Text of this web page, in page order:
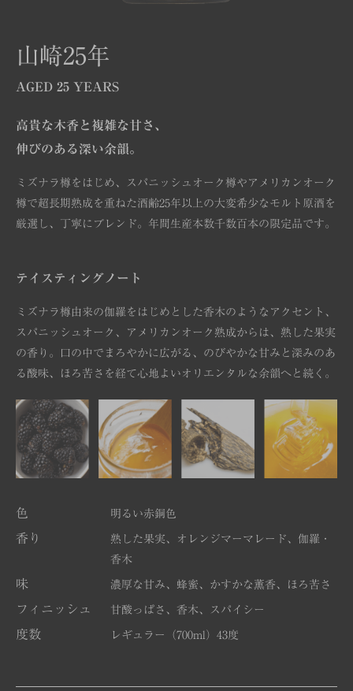
山崎25年
AGED 25 YEARS
高貴な木香と複雑な甘さ、
伸びのある深い余韻。
ミズナラ樽をはじめ、スパニッシュオーク樽やアメリカンオーク
樽で超長期熟成を重ねた酒齢25年以上の大変希少なモルト原酒を
厳選し、丁寧にブレンド。年間生産本数千数百本の限定品です。
テイスティングノート
ミズナラ樽由来の伽羅をはじめとした香木のようなアクセント、
スパニッシュオーク、アメリカンオーク熟成からは、熟した果実
の香り。口の中でまろやかに広がる、のびやかな甘みと深みのあ
る酸味、ほろ苦さを経て心地よいオリエンタルな余韻へと続く。
色 明るい赤銅色
香り
熟した果実、オレンジマーマレード、伽羅・
香木
味 濃厚な甘み、蜂蜜、かすかな薫香、ほろ苦さ
フィニッシュ 甘酸っぱさ、香木、スパイシー
度数 レギュラー（700ml）43度